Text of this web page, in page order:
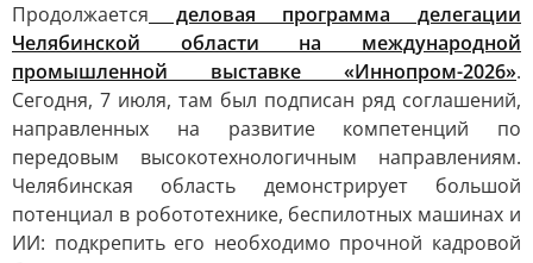
Продолжается деловая программа делегации
Челябинской области на международной
промышленной выставке «Иннопром-2026».
Сегодня, 7 июля, там был подписан ряд соглашений,
направленных на развитие компетенций по
передовым высокотехнологичным направлениям.
Челябинская область демонстрирует большой
потенциал в робототехнике, беспилотных машинах и
ИИ: подкрепить его необходимо прочной кадровой